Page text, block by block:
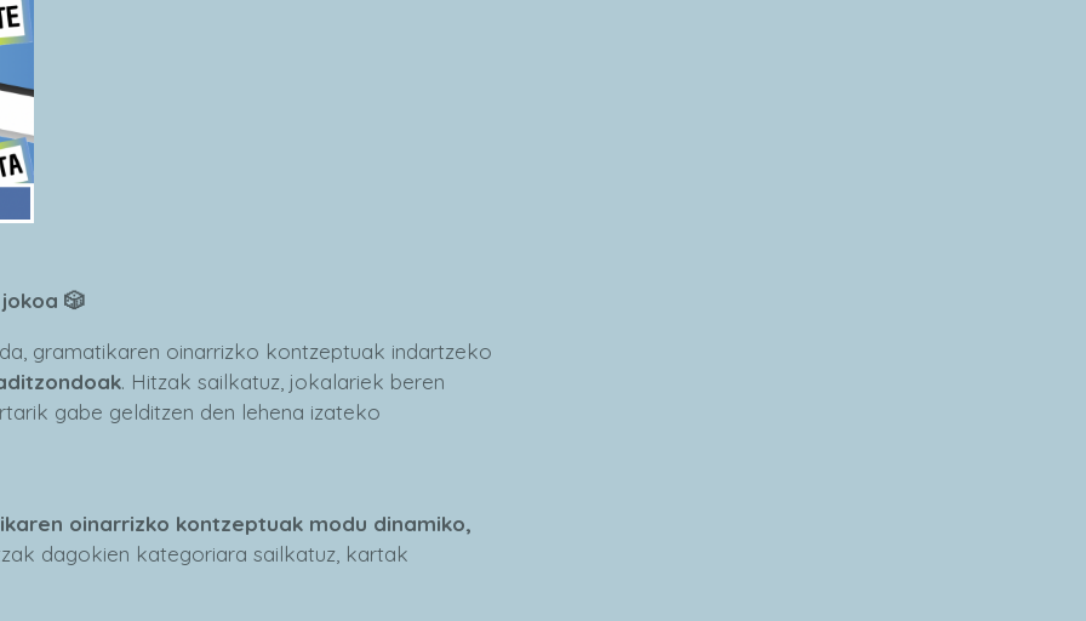
🎲
gramatikaren oinarrizko kontzeptuak indartzeko
. Hitzak sailkatuz, jokalariek beren
gabe gelditzen den lehena izateko
oinarrizko kontzeptuak modu dinamiko,
dagokien kategoriara sailkatuz, kartak